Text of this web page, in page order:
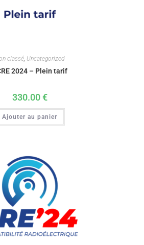
classé, Uncategorized
2024 – Plein tarif
330.00€
Ajouter au panier